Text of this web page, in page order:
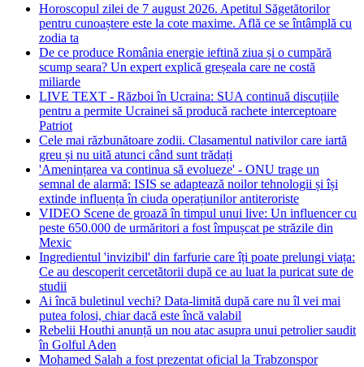
Horoscopul zilei de 7 august 2026. Apetitul Săgetătorilor
pentru cunoaștere este la cote maxime. Află ce se întâmplă cu
zodia ta
De ce produce România energie ieftină ziua și o cumpără
scump seara? Un expert explică greșeala care ne costă
miliarde
LIVE TEXT - Război în Ucraina: SUA continuă discuțiile
pentru a permite Ucrainei să producă rachete interceptoare
Patriot
Cele mai răzbunătoare zodii. Clasamentul nativilor care iartă
greu și nu uită atunci când sunt trădați
'Amenințarea va continua să evolueze' - ONU trage un
semnal de alarmă: ISIS se adaptează noilor tehnologii și își
extinde influența în ciuda operațiunilor antiteroriste
VIDEO Scene de groază în timpul unui live: Un influencer cu
peste 650.000 de urmăritori a fost împușcat pe străzile din
Mexic
Ingredientul 'invizibil' din farfurie care îți poate prelungi viața:
Ce au descoperit cercetătorii după ce au luat la puricat sute de
studii
Ai încă buletinul vechi? Data-limită după care nu îl vei mai
putea folosi, chiar dacă este încă valabil
Rebelii Houthi anunță un nou atac asupra unui petrolier saudit
în Golful Aden
Mohamed Salah a fost prezentat oficial la Trabzonspor